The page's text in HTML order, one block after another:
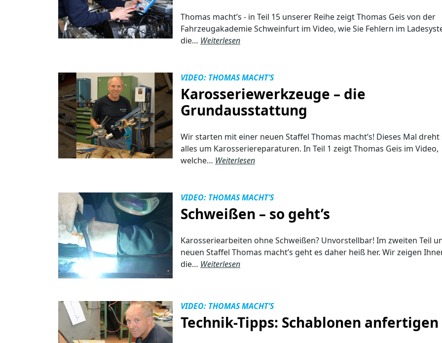
Thomas macht’s - in Teil 15 unserer Reihe zeigt Thomas Geis von der
Fahrzeugakademie Schweinfurt im Video, wie Sie Fehlern im
die… Weiterlesen
VIDEO: THOMAS MACHT’S
Karosseriewerkzeuge – die
Grundausstattung
Wir starten mit einer neuen Staffel Thomas macht’s! Dieses Mal dreht
alles um Karosseriereparaturen. In Teil 1 zeigt Thomas Geis im Video,
welche… Weiterlesen
VIDEO: THOMAS MACHT’S
Schweißen – so geht’s
Karosseriearbeiten ohne Schweißen? Unvorstellbar! Im zweiten Teil
neuen Staffel Thomas macht’s geht es daher heiß her. Wir zeigen
die… Weiterlesen
VIDEO: THOMAS MACHT’S
Technik-Tipps: Schablonen anfertigen